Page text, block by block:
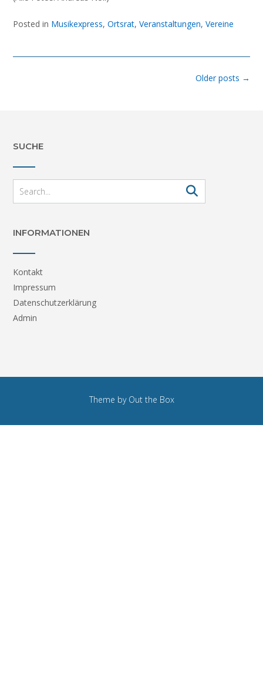
Posted in Musikexpress, Ortsrat, Veranstaltungen, Vereine
Older posts →
SUCHE
INFORMATIONEN
Kontakt
Impressum
Datenschutzerklärung
Admin
Theme by Out the Box